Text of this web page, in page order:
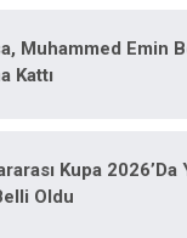
Muhammed Emin
Kattı
Kupa
Oldu